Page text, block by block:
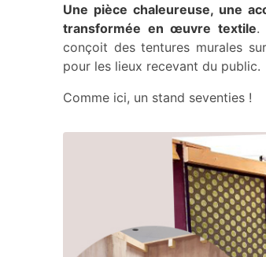
Une pièce chaleureuse, une
transformée en œuvre textile.
conçoit des tentures murales
pour les lieux recevant du public.
Comme ici, un stand seventies !